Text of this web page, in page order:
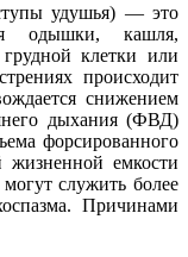
удушья) — это
одышки, кашля,
клетки или
происходит
снижением
дыхания (ФВД)
форсированного
емкости
служить более
Причинами